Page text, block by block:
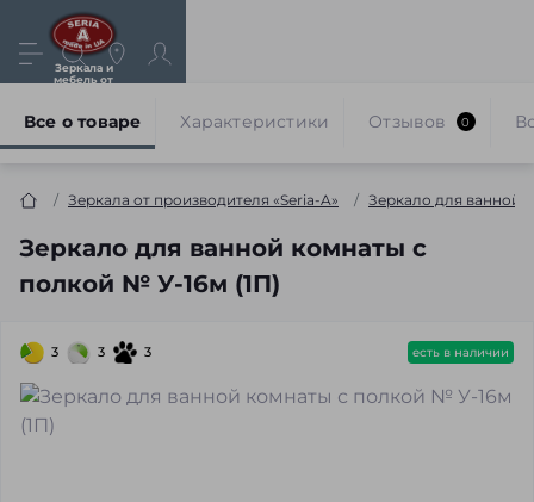
Зеркала и
мебель от
Зеркала от производителя «Seria-A» Зеркало для ванной
Зеркало для ванной комнаты с
полкой № У-16м (1П)
Все о товаре Характеристики Отзывов 0
3 3 3 есть в наличии